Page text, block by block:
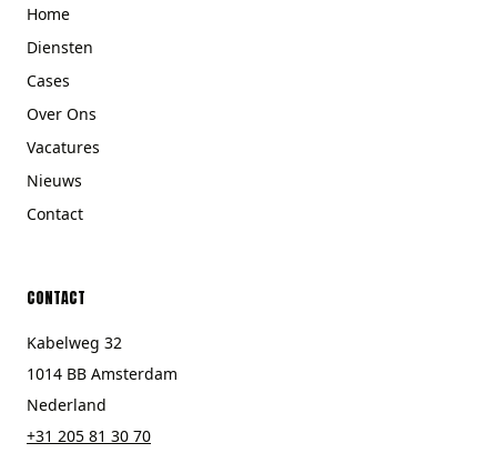
Home
Diensten
Cases
Over Ons
Vacatures
Nieuws
Contact
CONTACT
Kabelweg 32
1014 BB Amsterdam
Nederland
+31 205 81 30 70